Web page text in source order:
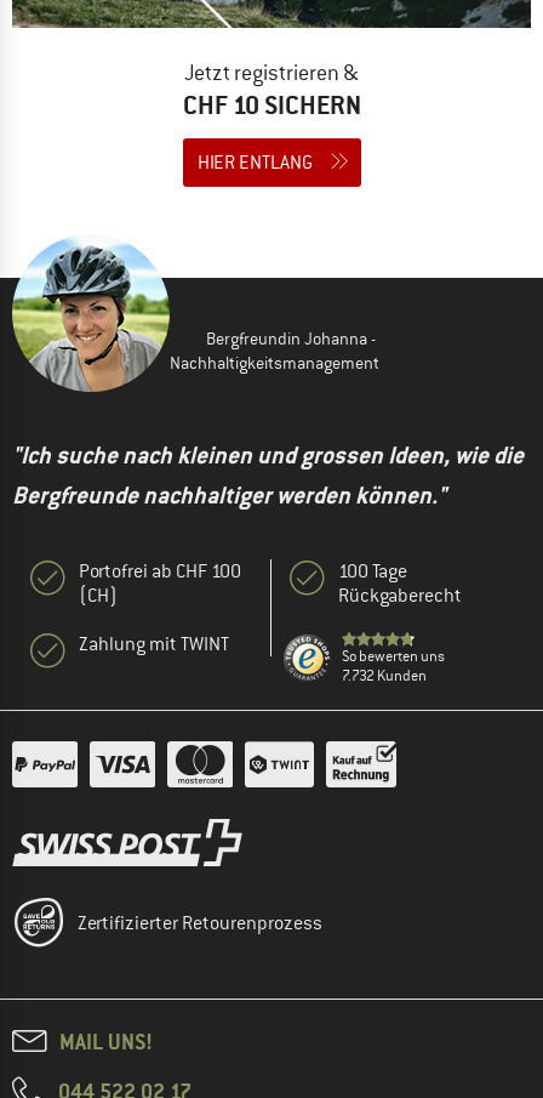
Jetzt registrieren &
CHF 10 SICHERN
HIER ENTLANG
Bergfreundin Johanna -
Nachhaltigkeitsmanagement
"Ich suche nach kleinen und grossen Ideen, wie die
Bergfreunde nachhaltiger werden können."
Portofrei ab CHF 100
(CH)
Zahlung mit TWINT
100 Tage
Rückgaberecht
So bewerten uns
7.732 Kunden
Zertifizierter Retourenprozess
MAIL UNS!
044 522 02 17